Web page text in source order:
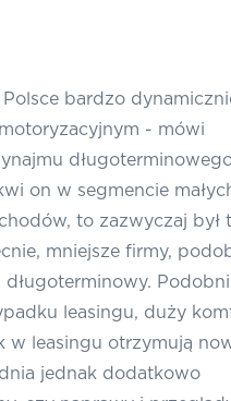
bardzo
- mówi
on w segmencie
to zazwyczaj był
mniejsze firmy,
leasingu, duży
w leasingu otrzymują
jednak dodatkowo